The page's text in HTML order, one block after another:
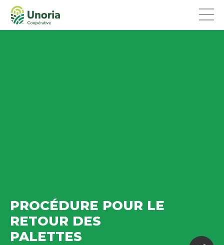
PROCÉDURE POUR LE
RETOUR DES
PALETTES